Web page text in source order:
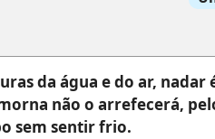
da água e do ar,
não o arrefecerá,
sem sentir frio.